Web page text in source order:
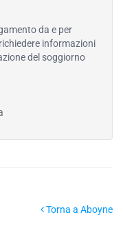
da e per
informazioni
del soggiorno
Torna a Aboyne